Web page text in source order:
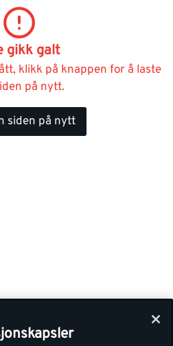
gikk galt
klikk på knappen for å laste
på nytt.
siden på nytt